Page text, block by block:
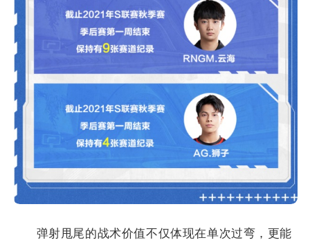
弹射甩尾的战术价值不仅体现在单次过弯，更能